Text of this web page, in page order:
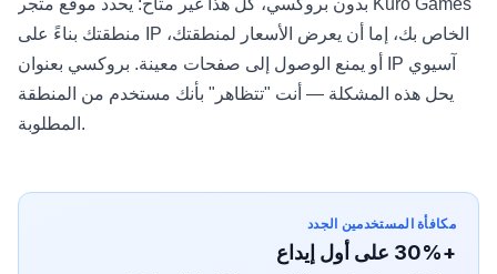
بدون بروكسي، كل هذا غير متاح: يحدد موقع متجر Kuro Games
منطقتك بناءً على IP الخاص بك، إما أن يعرض الأسعار لمنطقتك،
أو يمنع الوصول إلى صفحات معينة. بروكسي بعنوان IP آسيوي
يحل هذه المشكلة — أنت "تتظاهر" بأنك مستخدم من المنطقة
المطلوبة.
مكافأة المستخدمين الجدد
+30% على أول إيداع